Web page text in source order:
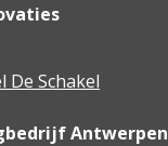
De Schakel
Antwerpen